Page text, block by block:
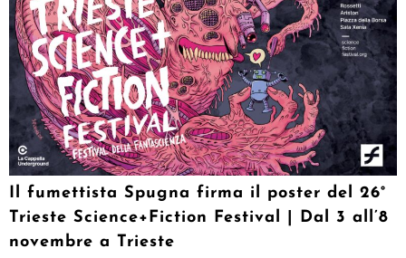
Il fumettista Spugna firma il poster del 26°
Trieste Science+Fiction Festival | Dal 3 all’8
novembre a Trieste